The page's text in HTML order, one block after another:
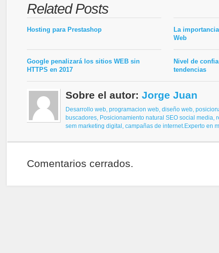
Related Posts
Hosting para Prestashop
La
Web
Google penalizará los sitios WEB sin
HTTPS en 2017
Nivel de
tendencias
Sobre el autor: Jorge Juan
Desarrollo web, programacion web, diseño web,
buscadores, Posicionamiento natural SEO social media,
sem marketing digital, campañas de internet.Experto en
Comentarios cerrados.